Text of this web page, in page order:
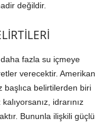
değildir.
fazla su içmeye
verecektir. Amerikan
başlıca belirtilerden biri
idrarınız
Bununla ilişkili güçlü